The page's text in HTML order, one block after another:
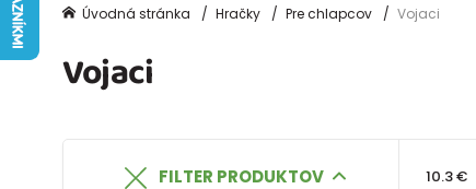
Úvodná stránka Hračky Pre chlapcov Vojaci
Vojaci
FILTER PRODUKTOV 10.3 €